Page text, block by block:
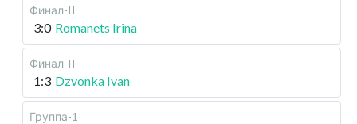
Финал-II
3:0 Romanets Irina
Финал-II
1:3 Dzvonka Ivan
Группа-1